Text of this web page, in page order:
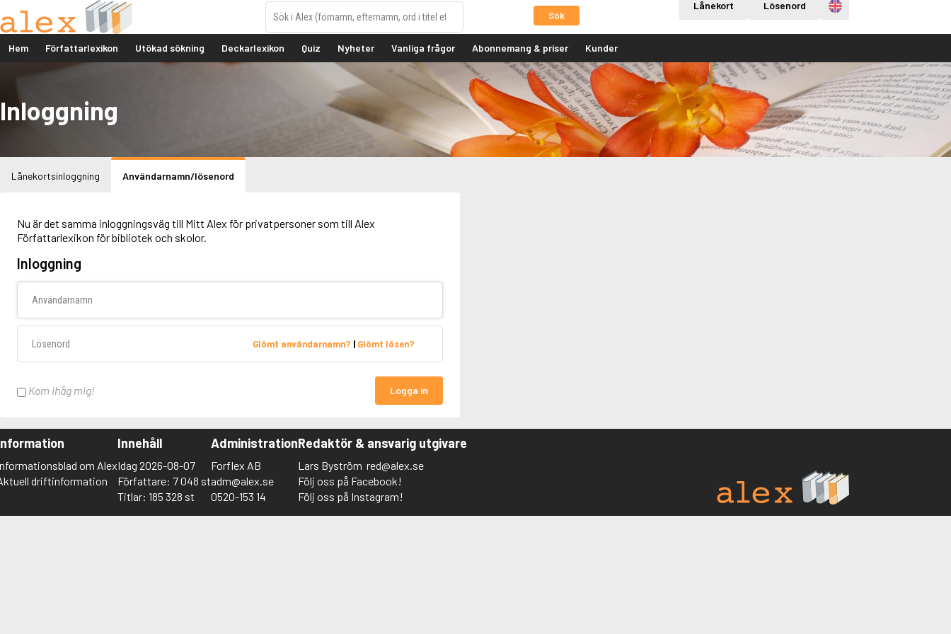
Sök
Lånekort Lösenord Engelska
Hem Författarlexikon Utökad sökning Deckarlexikon Quiz Nyheter Vanliga frågor Abonnemang & priser Kunder
Inloggning
Lånekortsinloggning Användarnamn/lösenord
Nu är det samma inloggningsväg till Mitt Alex för privatpersoner som till Alex
Författarlexikon för bibliotek och skolor.
Inloggning
Glömt användarnamn? | Glömt lösen?
Kom ihåg mig! Logga in
om Alex
driftinformation
Innehåll
Idag 2026-08-07
Författare: 7 048 st
Titlar: 185 328 st
Administration
Forflex AB
adm@alex.se
0520-153 14
Redaktör & ansvarig utgivare
Lars Byström red@alex.se
Följ oss på Facebook!
Följ oss på Instagram!